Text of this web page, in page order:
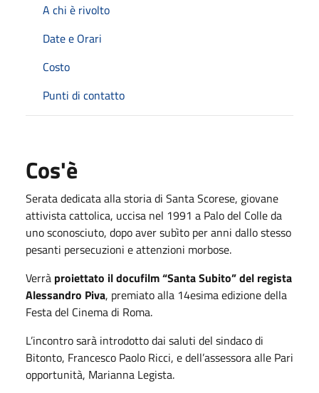
A chi è rivolto
Date e Orari
Costo
Punti di contatto
Cos'è
Serata dedicata alla storia di Santa Scorese, giovane
attivista cattolica, uccisa nel 1991 a Palo del Colle da
uno sconosciuto, dopo aver subìto per anni dallo stesso
pesanti persecuzioni e attenzioni morbose.
Verrà proiettato il docufilm “Santa Subito” del regista
Alessandro Piva, premiato alla 14esima edizione della
Festa del Cinema di Roma.
L’incontro sarà introdotto dai saluti del sindaco di
Bitonto, Francesco Paolo Ricci, e dell’assessora alle Pari
opportunità, Marianna Legista.